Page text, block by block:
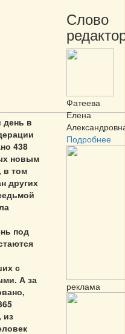
день в
438
новым
в том
других
под
с
А за
из
Слово
Фатеева
Елена
Подробнее
реклама